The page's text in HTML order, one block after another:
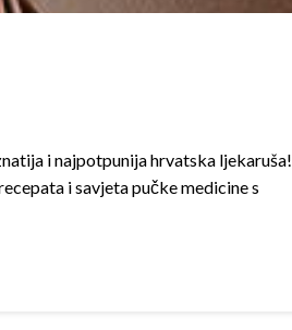
i najpotpunija hrvatska ljekaruša!
i savjeta pučke medicine s